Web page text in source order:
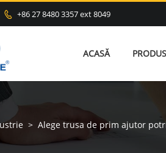
 +86 27 8480 3357 ext 8049
ACASĂ
> Alege trusa de prim ajutor